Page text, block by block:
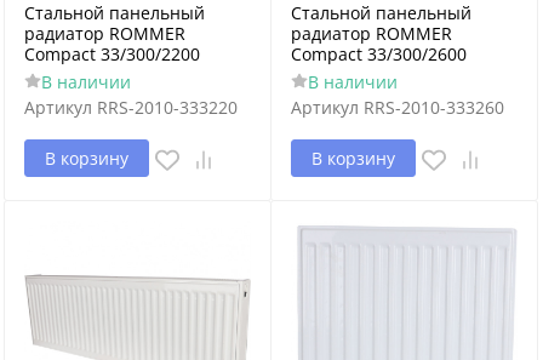
Стальной панельный
радиатор ROMMER
Compact 33/300/2200
В наличии
Артикул RRS-2010-333220
В корзину
Стальной панельный
радиатор ROMMER
Compact 33/300/2600
В наличии
Артикул RRS-2010-333260
В корзину